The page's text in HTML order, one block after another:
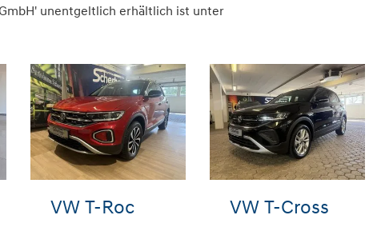
unentgeltlich erhältlich ist unter
VW Golf VW ID.3